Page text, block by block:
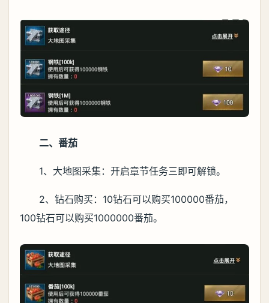
二、番茄
1、大地图采集：开启章节任务三即可解锁。
2、钻石购买：10钻石可以购买100000番茄，
100钻石可以购买1000000番茄。